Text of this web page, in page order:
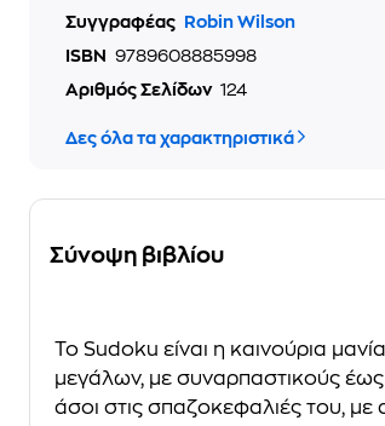
Συγγραφέας Robin Wilson
ISBN
9789608885998
Αριθμός Σελίδων 124
Δες όλα τα χαρακτηριστικά
Σύνοψη βιβλίου
Το Sudoku είναι η καινούρια
μεγάλων, με συναρπαστικούς έως
άσοι στις σπαζοκεφαλιές του, με